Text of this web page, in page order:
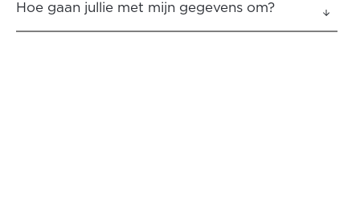
Hoe gaan jullie met mijn gegevens om?